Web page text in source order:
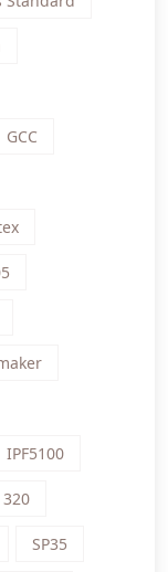
GCC
IPF5100
320
SP35